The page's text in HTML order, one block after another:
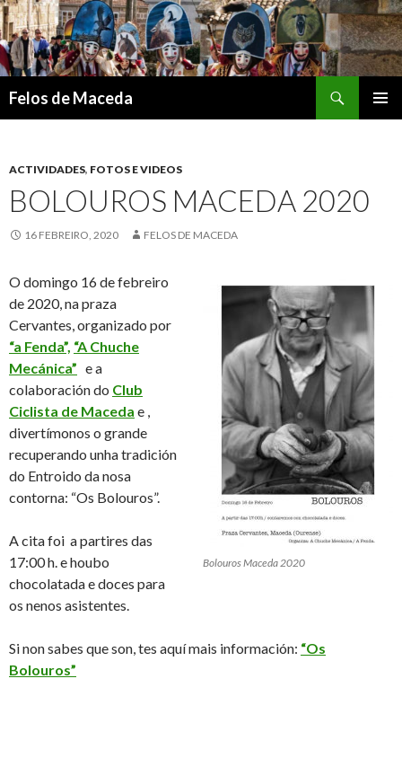
Felos de Maceda
ACTIVIDADES, FOTOS E VIDEOS
BOLOUROS MACEDA 2020
16 FEBREIRO, 2020 FELOS DE MACEDA
Bolouros Maceda 2020
O domingo 16 de febreiro
de 2020, na praza
Cervantes, organizado por
“a Fenda”, “A Chuche
Mecánica” e a
colaboración do Club
Ciclista de Maceda e ,
divertímonos o grande
recuperando unha tradición
do Entroido da nosa
contorna: “Os Bolouros”.
A cita foi a partires das
17:00 h. e houbo
chocolatada e doces para
os nenos asistentes.
Si non sabes que son, tes aquí mais información: “Os
Bolouros”